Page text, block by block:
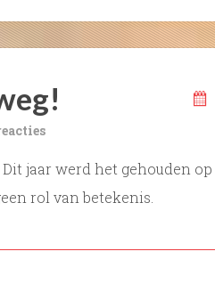
jaar werd het gehouden op
rol van betekenis.